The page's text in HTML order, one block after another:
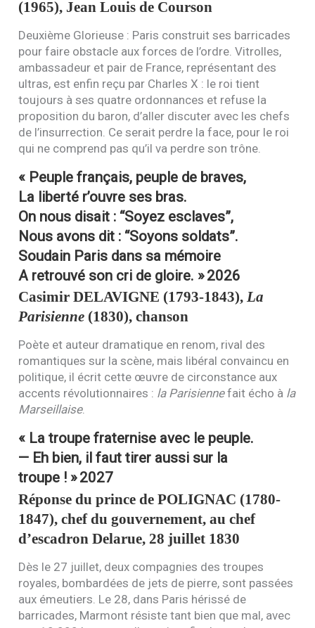
(1965), Jean Louis de Courson
Deuxième Glorieuse : Paris construit ses barricades
pour faire obstacle aux forces de l’ordre. Vitrolles,
ambassadeur et pair de France, représentant des
ultras, est enfin reçu par Charles X : le roi tient
toujours à ses quatre ordonnances et refuse la
proposition du baron, d’aller discuter avec les chefs
de l’insurrection. Ce serait perdre la face, pour le roi
qui ne comprend pas qu’il va perdre son trône.
« Peuple français, peuple de braves,
La liberté r’ouvre ses bras.
On nous disait : “Soyez esclaves”,
Nous avons dit : “Soyons soldats”.
Soudain Paris dans sa mémoire
A retrouvé son cri de gloire. »2026
CasimirDELAVIGNE (1793-1843),La
Parisienne (1830), chanson
Poète et auteur dramatique en renom, rival des
romantiques sur la scène, mais libéral convaincu en
politique, il écrit cette œuvre de circonstance aux
accents révolutionnaires : la Parisiennefait écho à la
Marseillaise.
« La troupe fraternise avec le peuple.
— Eh bien, il faut tirer aussi sur la
troupe ! »2027
Réponse du prince dePOLIGNAC (1780-
1847), chef du gouvernement, au chef
d’escadron Delarue, 28 juillet 1830
Dès le 27 juillet, deux compagnies des troupes
royales, bombardées de jets de pierre, sont passées
aux émeutiers. Le 28, dans Paris hérissé de
barricades, Marmont résiste tant bien que mal, avec